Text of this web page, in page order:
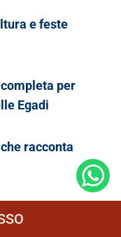
e feste
per
Egadi
racconta